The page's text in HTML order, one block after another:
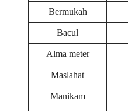
Bermukah
Bacul
Alma meter
Maslahat
Manikam